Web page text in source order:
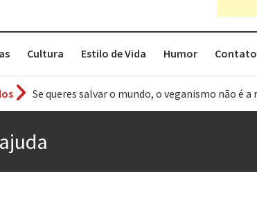
Cultura Estilo de Vida Humor Contato
Tem que filmar isso daí
Aprender a fracassar é o segredo do sucesso
Contardo Calligaris prega o “direito à tristeza”